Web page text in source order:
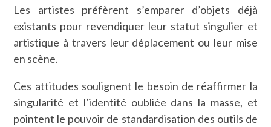
Les artistes préfèrent s’emparer d’objets déjà
existants pour revendiquer leur statut singulier et
artistique à travers leur déplacement ou leur mise
en scène.
Ces attitudes soulignent le besoin de réaffirmer la
singularité et l’identité oubliée dans la masse, et
pointent le pouvoir de standardisation des outils de